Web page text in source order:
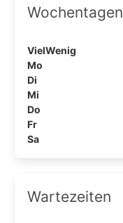
Wochentagen
VielWenig
Mo
Di
Mi
Do
Fr
Sa
Wartezeiten